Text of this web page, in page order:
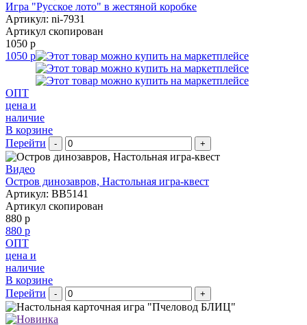
Игра "Русское лото" в жестяной коробке
Артикул: ni-7931
Артикул скопирован
1050 р
1050 р
ОПТ
цена и
наличие
В корзине
Перейти
- +
Видео
Остров динозавров, Настольная игра-квест
Артикул: BB5141
Артикул скопирован
880 р
880 р
ОПТ
цена и
наличие
В корзине
Перейти
- +